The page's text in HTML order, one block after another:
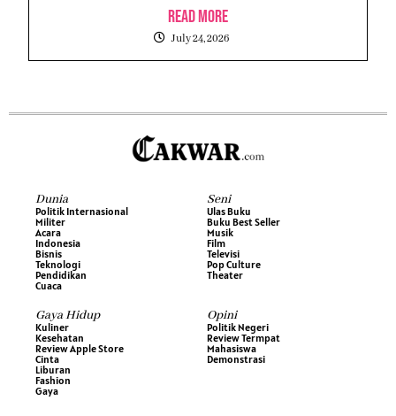
Read More
July 24, 2026
Dunia
Politik Internasional
Militer
Acara
Indonesia
Bisnis
Teknologi
Pendidikan
Cuaca
Seni
Ulas Buku
Buku Best Seller
Musik
Film
Televisi
Pop Culture
Theater
Gaya Hidup
Kuliner
Kesehatan
Review Apple Store
Cinta
Liburan
Fashion
Gaya
Opini
Politik Negeri
Review Termpat
Mahasiswa
Demonstrasi